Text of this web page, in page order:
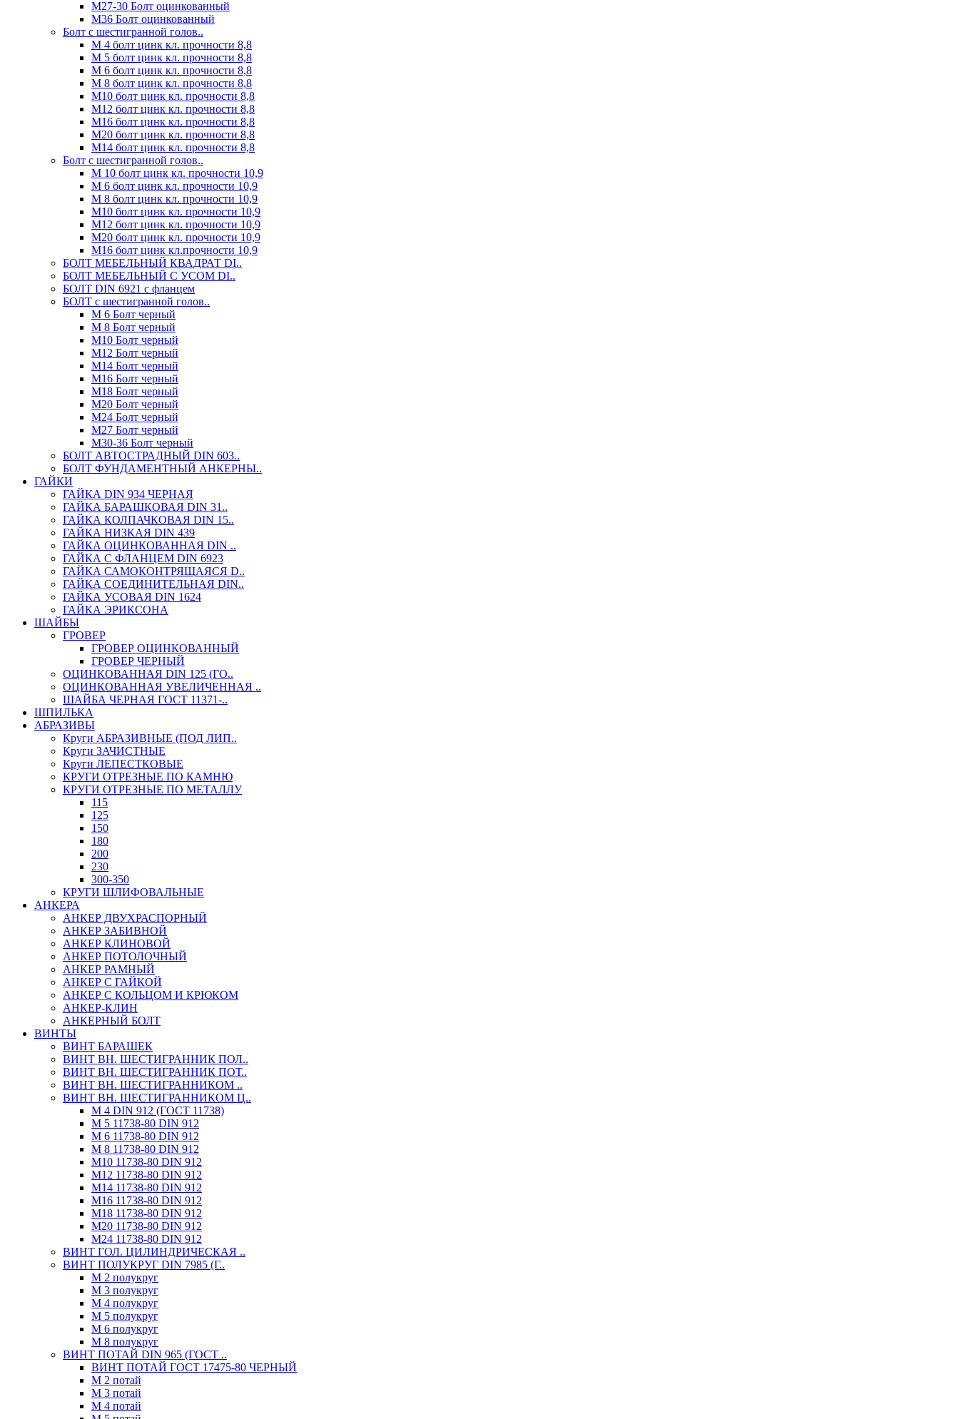
М27-30 Болт оцинкованный
М36 Болт оцинкованный
Болт с шестигранной голов..
М 4 болт цинк кл. прочности 8,8
М 5 болт цинк кл. прочности 8,8
М 6 болт цинк кл. прочности 8,8
М 8 болт цинк кл. прочности 8,8
М10 болт цинк кл. прочности 8,8
М12 болт цинк кл. прочности 8,8
М16 болт цинк кл. прочности 8,8
М20 болт цинк кл. прочности 8,8
М14 болт цинк кл. прочности 8,8
Болт с шестигранной голов..
М 10 болт цинк кл. прочности 10,9
М 6 болт цинк кл. прочности 10,9
М 8 болт цинк кл. прочности 10,9
М10 болт цинк кл. прочности 10,9
М12 болт цинк кл. прочности 10,9
М20 болт цинк кл. прочности 10,9
М16 болт цинк кл.прочности 10,9
БОЛТ МЕБЕЛЬНЫЙ КВАДРАТ DI..
БОЛТ МЕБЕЛЬНЫЙ С УСОМ DI..
БОЛТ DIN 6921 c фланцем
БОЛТ с шестигранной голов..
М 6 Болт черный
М 8 Болт черный
М10 Болт черный
М12 Болт черный
М14 Болт черный
М16 Болт черный
М18 Болт черный
М20 Болт черный
М24 Болт черный
М27 Болт черный
М30-36 Болт черный
БОЛТ АВТОСТРАДНЫЙ DIN 603..
БОЛТ ФУНДАМЕНТНЫЙ АНКЕРНЫ..
ГАЙКИ
ГАЙКА DIN 934 ЧЕРНАЯ
ГАЙКА БАРАШКОВАЯ DIN 31..
ГАЙКА КОЛПАЧКОВАЯ DIN 15..
ГАЙКА НИЗКАЯ DIN 439
ГАЙКА ОЦИНКОВАННАЯ DIN ..
ГАЙКА С ФЛАНЦЕМ DIN 6923
ГАЙКА САМОКОНТРЯЩАЯСЯ D..
ГАЙКА СОЕДИНИТЕЛЬНАЯ DIN..
ГАЙКА УСОВАЯ DIN 1624
ГАЙКА ЭРИКСОНА
ШАЙБЫ
ГРОВЕР
ГРОВЕР ОЦИНКОВАННЫЙ
ГРОВЕР ЧЕРНЫЙ
ОЦИНКОВАННАЯ DIN 125 (ГО..
ОЦИНКОВАННАЯ УВЕЛИЧЕННАЯ ..
ШАЙБА ЧЕРНАЯ ГОСТ 11371-..
ШПИЛЬКА
АБРАЗИВЫ
Круги АБРАЗИВНЫЕ (ПОД ЛИП..
Круги ЗАЧИСТНЫЕ
Круги ЛЕПЕСТКОВЫЕ
КРУГИ ОТРЕЗНЫЕ ПО КАМНЮ
КРУГИ ОТРЕЗНЫЕ ПО МЕТАЛЛУ
115
125
150
180
200
230
300-350
КРУГИ ШЛИФОВАЛЬНЫЕ
АНКЕРА
АНКЕР ДВУХРАСПОРНЫЙ
АНКЕР ЗАБИВНОЙ
АНКЕР КЛИНОВОЙ
АНКЕР ПОТОЛОЧНЫЙ
АНКЕР РАМНЫЙ
АНКЕР С ГАЙКОЙ
АНКЕР С КОЛЬЦОМ И КРЮКОМ
АНКЕР-КЛИН
АНКЕРНЫЙ БОЛТ
ВИНТЫ
ВИНТ БАРАШЕК
ВИНТ ВН. ШЕСТИГРАННИК ПОЛ..
ВИНТ ВН. ШЕСТИГРАННИК ПОТ..
ВИНТ ВН. ШЕСТИГРАННИКОМ ..
ВИНТ ВН. ШЕСТИГРАННИКОМ Ц..
М 4 DIN 912 (ГОСТ 11738)
М 5 11738-80 DIN 912
М 6 11738-80 DIN 912
М 8 11738-80 DIN 912
М10 11738-80 DIN 912
М12 11738-80 DIN 912
М14 11738-80 DIN 912
М16 11738-80 DIN 912
М18 11738-80 DIN 912
М20 11738-80 DIN 912
М24 11738-80 DIN 912
ВИНТ ГОЛ. ЦИЛИНДРИЧЕСКАЯ ..
ВИНТ ПОЛУКРУГ DIN 7985 (Г..
М 2 полукруг
М 3 полукруг
М 4 полукруг
М 5 полукруг
М 6 полукруг
М 8 полукруг
ВИНТ ПОТАЙ DIN 965 (ГОСТ ..
ВИНТ ПОТАЙ ГОСТ 17475-80 ЧЕРНЫЙ
М 2 потай
М 3 потай
М 4 потай